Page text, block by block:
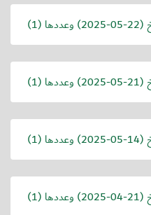
(
2025-05-22) وعددها (1)
(
2025-05-21) وعددها (1)
(
2025-05-14) وعددها (1)
(
2025-04-21) وعددها (1)